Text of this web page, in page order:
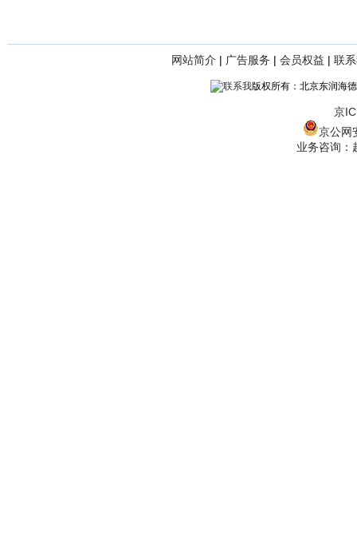
网站简介 | 广告服务 | 会员权益 | 联
版权所有：北京东润海
京
京公网
业务咨询：